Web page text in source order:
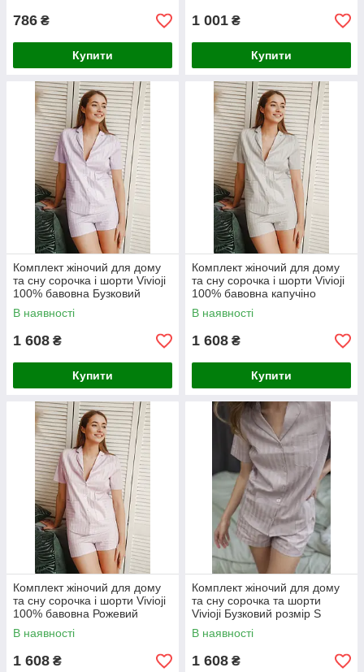
786 ₴
Купити
1 001 ₴
Купити
Комплект жіночий для дому
та сну сорочка і шорти Vivioji
100% бавовна Бузковий
розмір S (12525)
В наявності
1 608 ₴
Купити
Комплект жіночий для дому
та сну сорочка і шорти Vivioji
100% бавовна капучіно
розмір S (12525)
В наявності
1 608 ₴
Купити
Комплект жіночий для дому
та сну сорочка і шорти Vivioji
100% бавовна Рожевий
розмір S (12525)
В наявності
1 608 ₴
Комплект жіночий для дому
та сну сорочка та шорти
Vivioji Бузковий розмір S
(12526)
В наявності
1 608 ₴